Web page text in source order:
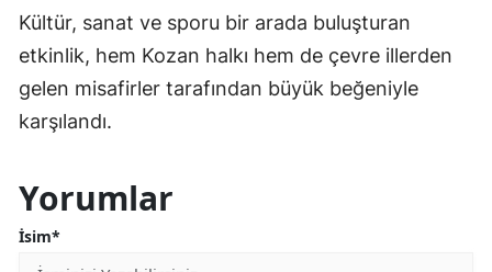
Kültür, sanat ve sporu bir arada buluşturan
etkinlik, hem Kozan halkı hem de çevre illerden
gelen misafirler tarafından büyük beğeniyle
karşılandı.
Yorumlar
İsim*